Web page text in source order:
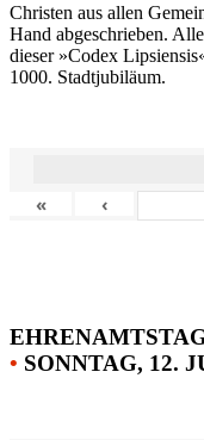
Christen aus allen
Hand abgeschrieben.
dieser »Codex
1000. Stadtjubiläum.
« ‹
• SONNTAG, 12.